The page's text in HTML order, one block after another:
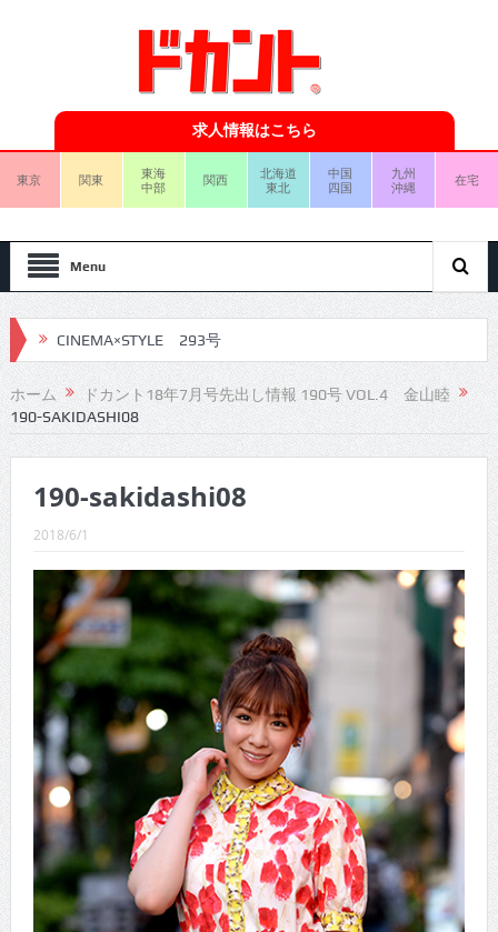
求人情報はこちら
東京 関東
東海
中部
関西
北海道
東北
中国
四国
九州
沖縄
在宅
Menu
CINEMA×STYLE 293号
CINEMA×STYLE 292号
CINEMA×STYLE 291号
CINEMA×STYLE 289号
CINEMA×STYLE 287号
CINEMA×STYLE 286号
CINEMA×STYLE 285号
CINEMA×STYLE 294号
ホーム
ドカント18年7月号先出し情報 190号 VOL.4 金山睦
190-SAKIDASHI08
190-sakidashi08
2018/6/1